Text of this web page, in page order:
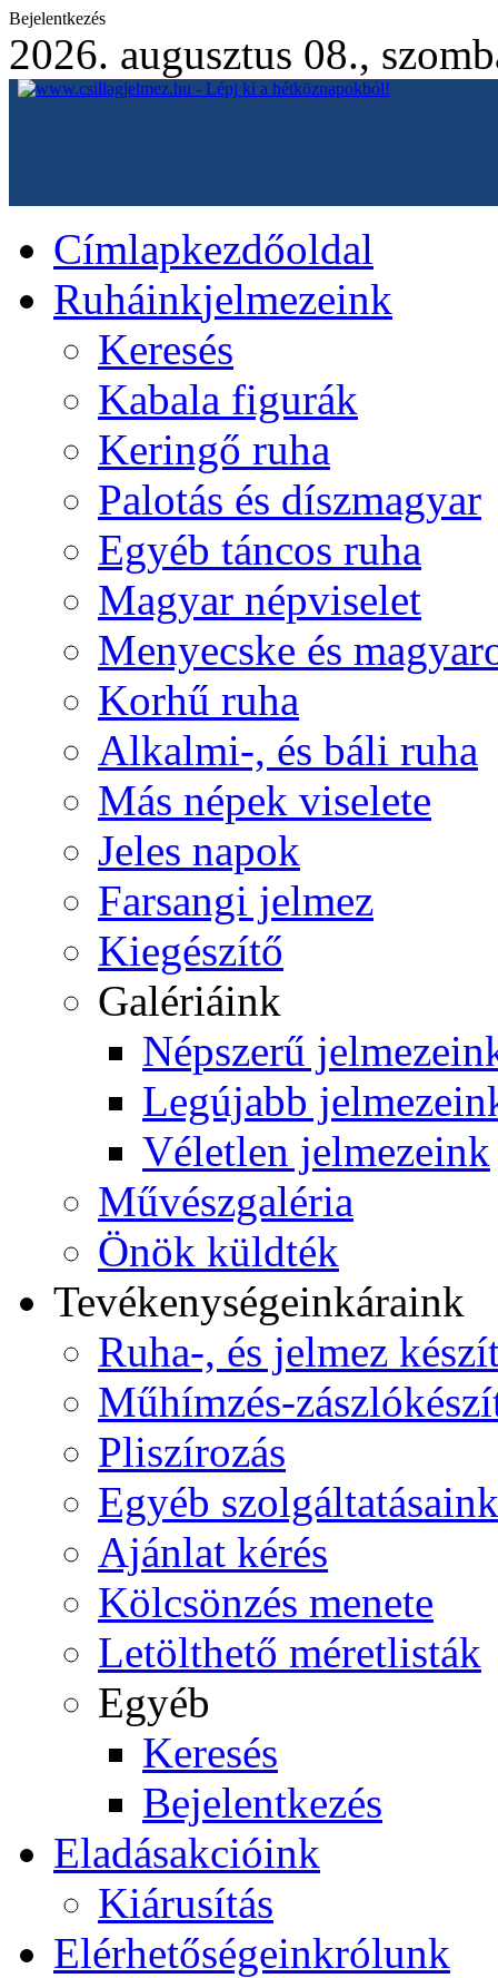
Bejelentkezés
2026. augusztus 08.,
Címlapkezdőoldal
Ruháinkjelmezeink
Keresés
Kabala figurák
Keringő ruha
Palotás és díszmagyar
Egyéb táncos ruha
Magyar népviselet
Menyecske és
Korhű ruha
Alkalmi-, és báli ruha
Más népek viselete
Jeles napok
Farsangi jelmez
Kiegészítő
Galériáink
Népszerű
Legújabb
Véletlen jelmezeink
Művészgaléria
Önök küldték
Tevékenységeinkáraink
Ruha-, és jelmez
Műhímzés-
Pliszírozás
Egyéb szolgáltatásaink
Ajánlat kérés
Kölcsönzés menete
Letölthető méretlisták
Egyéb
Keresés
Bejelentkezés
Eladásakcióink
Kiárusítás
Elérhetőségeinkrólunk